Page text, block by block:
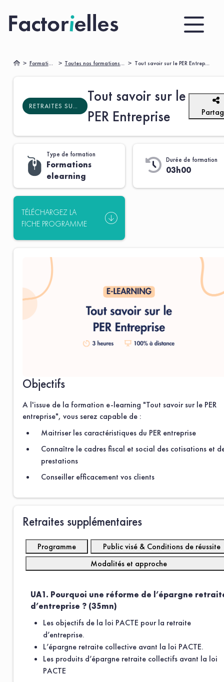
Formations Toutes nos formations 🌟 Tout savoir sur le PER Entreprise
RETRAITES SUPPLÉMENTAIRES
Tout savoir sur le
PER Entreprise
Type de formation
Formations
elearning
Durée de formation
03h00
TÉLÉCHARGEZ LA
FICHE PROGRAMME
Objectifs
A l'issue de la formation e-learning "Tout savoir sur le PER
entreprise", vous serez capable de :
Maitriser les caractéristiques du PER entreprise
Connaître le cadres fiscal et social des cotisations et
prestations
Conseiller efficacement vos clients
Retraites supplémentaires
Programme
Public visé & Conditions de réussite
Modalités et approche
UA1. Pourquoi une réforme de l’épargne
d’entreprise ? (35mn)
Les objectifs de la loi PACTE pour la retraite
d’entreprise.
L’épargne retraite collective avant la loi PACTE.
Les produits d’épargne retraite collectifs avant la loi
PACTE